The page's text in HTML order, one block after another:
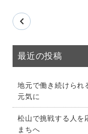
最近の投稿
地元で働き続けられ
元気に
松山で挑戦する人を
まちへ